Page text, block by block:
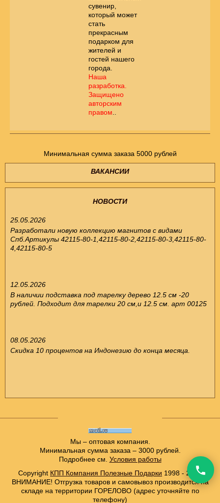
сувенир,
который может
стать
прекрасным
подарком для
жителей и
гостей нашего
города.
Наша
разработка.
Защищено
авторским
правом
Минимальная сумма заказа 5000 рублей
ВАКАНСИИ
НОВОСТИ
25.05.2026
Разработали новую коллекцию магнитов с видами
Спб.Артикулы 42115-80-1,42115-80-2,42115-80-3,42115-80-
4,42115-80-5
12.05.2026
В наличии подставка под тарелку дерево 12.5 см -20
рублей. Подходит для тарелки 20 см,и 12.5 см. арт 00125
08.05.2026
Скидка 10 процентов на Индонезию до конца месяца.
Мы – оптовая компания.
Минимальная сумма заказа – 3000 рублей.
Подробнее см. Условия работы
Copyright КПП Компания Полезные Подарки 1998 - 2021
ВНИМАНИЕ! Отгрузка товаров и самовывоз производится на
складе на территории ГОРЕЛОВО (адрес уточняйте по
телефону)